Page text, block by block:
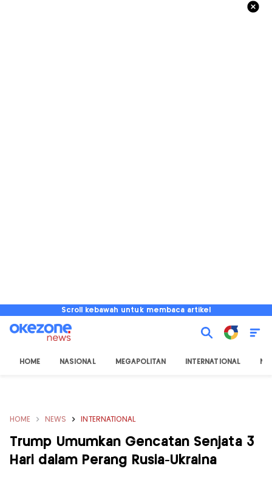
Scroll kebawah untuk membaca artikel
HOME NASIONAL MEGAPOLITAN INTERNATIONAL
HOME NEWS INTERNATIONAL
Trump Umumkan Gencatan Senjata 3
Hari dalam Perang Rusia-Ukraina